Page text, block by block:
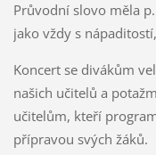
Průvodní slovo měla
jako vždy s
Koncert se divákům
našich učitelů a
učitelům, kteří
přípravou svých žáků.